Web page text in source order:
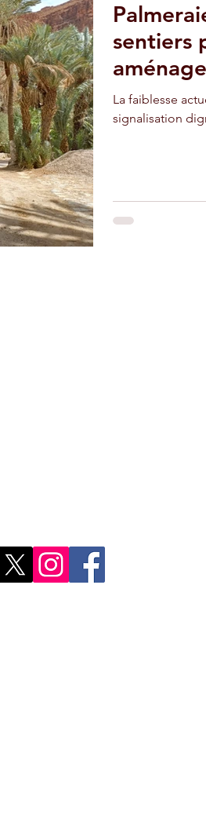
Economie
Aziz Akhannouch
Taghazout
sentiers
La faiblesse
signalisation